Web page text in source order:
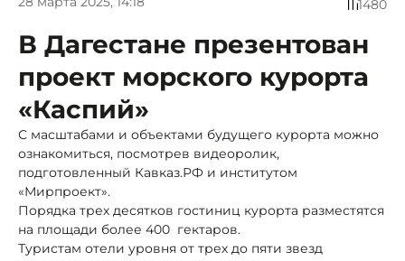
1480
В Дагестане презентован
проект морского курорта
«Каспий»
С масштабами и объектами будущего курорта можно
ознакомиться, посмотрев видеоролик,
подготовленный Кавказ.РФ и институтом
«Мирпроект».
Порядка трех десятков гостиниц курорта разместятся
на площади более 400 гектаров.
Туристам отели уровня от трех до пяти звезд